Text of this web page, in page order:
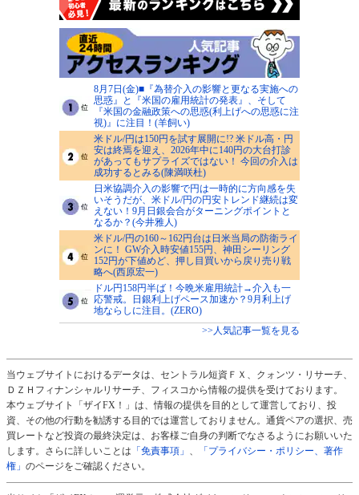
8月7日(金)■『為替介入の影響と更なる実施への
思惑』と『米国の雇用統計の発表』、そして
『米国の金融政策への思惑(利上げへの思惑に注
視)』に注目！(羊飼い)
米ドル/円は150円を試す展開に!? 米ドル高・円
安は終焉を迎え、2026年中に140円の大台打診
があってもサプライズではない！ 今回の介入は
成功するとみる(陳満咲杜)
日米協調介入の影響で円は一時的に方向感を失
いそうだが、米ドル/円の円安トレンド継続は変
えない！9月日銀会合がターニングポイントと
なるか？(今井雅人)
米ドル/円の160～162円台は日米当局の防衛ライ
ンに！ GW介入時安値155円、神田シーリング
152円が下値めど、押し目買いから戻り売り戦
略へ(西原宏一)
ドル円158円半ば！今晩米雇用統計→介入も一
応警戒。日銀利上げペース加速か？9月利上げ
地ならしに注目。(ZERO)
>>人気記事一覧を見る
当ウェブサイトにおけるデータは、セントラル短資ＦＸ、クォンツ・リサーチ、
ＤＺＨフィナンシャルリサーチ、フィスコから情報の提供を受けております。
本ウェブサイト「ザイFX！」は、情報の提供を目的として運営しており、投
資、その他の行動を勧誘する目的では運営しておりません。通貨ペアの選択、売
買レートなど投資の最終決定は、お客様ご自身の判断でなさるようにお願いいた
します。さらに詳しいことは 「免責事項」
「プライバシー・ポリシー、著作
権」 のページをご確認ください。